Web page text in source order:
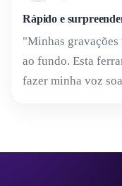
Rápido e
"Minhas
ao fundo. Esta
fazer minha voz